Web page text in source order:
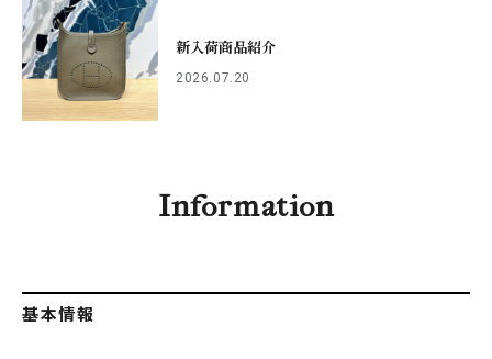
新入荷商品紹介
2026.07.20
Information
基本情報